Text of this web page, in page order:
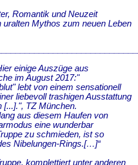
Romantik und Neuzeit
uralten Mythos zum neuen Leben
einige Auszüge aus
im August 2017:"
lebt von einem sensationell
liebevoll trashigen Ausstattung
[...].", TZ München.
aus diesem Haufen von
eine wunderbar
zu schmieden, ist so
Nibelungen-Rings.[…]“
komplettiert unter anderen